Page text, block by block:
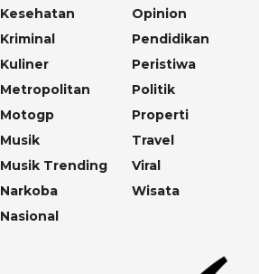
Kesehatan
Kriminal
Kuliner
Metropolitan
Motogp
Musik
Musik Trending
Narkoba
Nasional
Opinion
Pendidikan
Peristiwa
Politik
Properti
Travel
Viral
Wisata